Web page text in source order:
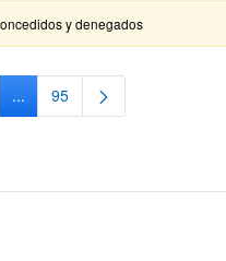
y denegados
...Páginas intermedias Use
Página
95